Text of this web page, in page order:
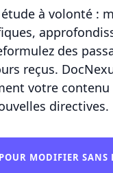
à volonté :
des
reçus.
votre contenu
directives.
MODIFIER SANS